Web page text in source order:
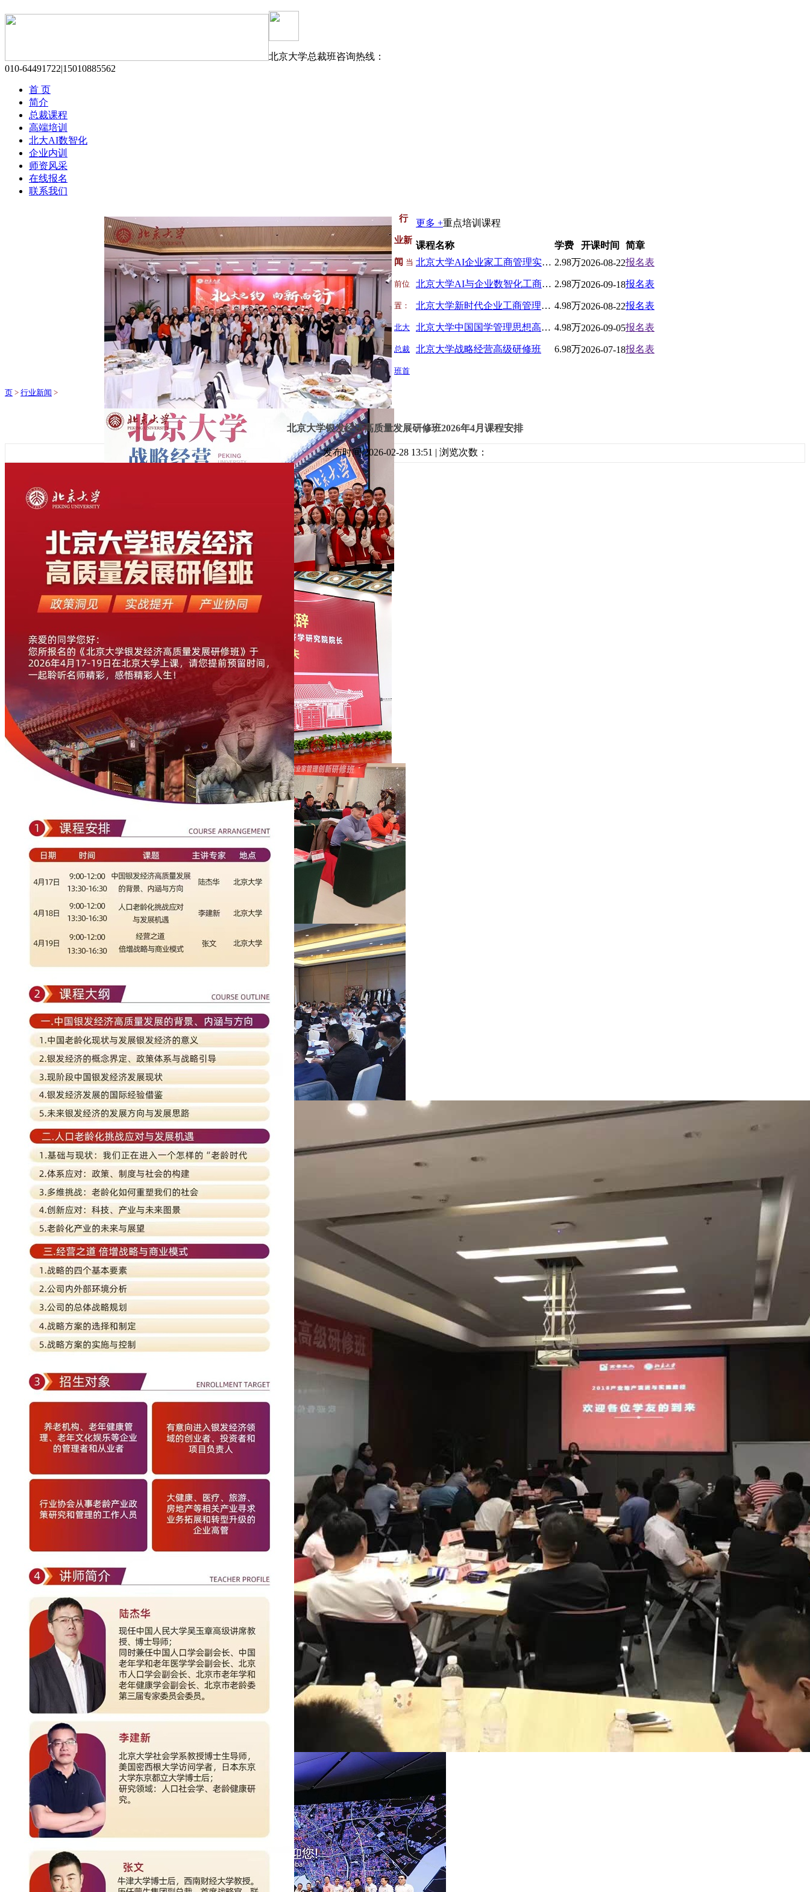
北京大学总裁班咨询热线：
010-64491722|15010885562
首 页
简介
总裁课程
高端培训
北大AI数智化
企业内训
师资风采
在线报名
联系我们
更多 +重点培训课程
课程名称 学费 开课时间
简章
北京大学AI企业家工商管理实战高级研修班 2.98万2026-08-22报名表
北京大学AI与企业数智化工商管理高级研修班 2.98万2026-09-18报名表
北京大学新时代企业工商管理高级研修班 4.98万2026-08-22报名表
北京大学中国国学管理思想高级研修班 4.98万2026-09-05报名表
北京大学战略经营高级研修班 6.98万2026-07-18报名表
行
业新
闻 当
前位
置：
北大
总裁
班首
页 > 行业新闻 >
北京大学银发经济高质量发展研修班2026年4月课程安排
发布时间:2026-02-28 13:51 | 浏览次数：